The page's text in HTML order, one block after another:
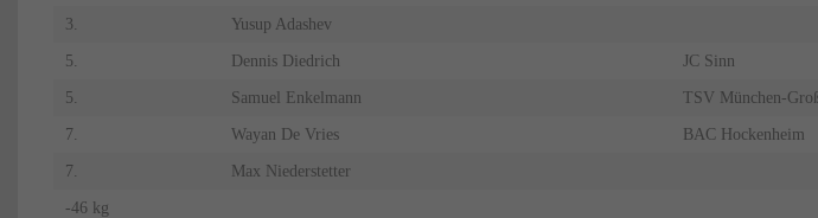
3. Yusup Adashev
5. Dennis Diedrich JC Sinn
5. Samuel Enkelmann TSV München-
7. Wayan De Vries BAC Hockenheim
7. Max Niederstetter
-46 kg